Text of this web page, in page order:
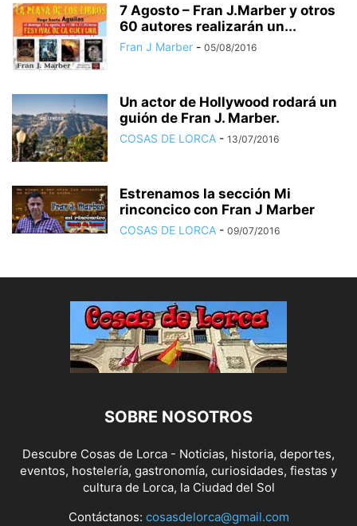
7 Agosto – Fran J.Marber y otros
60 autores realizarán un...
Fran J Marber - 05/08/2016
Un actor de Hollywood rodará un
guión de Fran J. Marber.
COSAS DE LORCA - 13/07/2016
Estrenamos la sección Mi
rinconcico con Fran J Marber
COSAS DE LORCA - 09/07/2016
SOBRE NOSOTROS
Descubre Cosas de Lorca - Noticias, historia, deportes,
eventos, hostelería, gastronomía, curiosidades, fiestas y
cultura de Lorca, la Ciudad del Sol
Contáctanos: cosasdelorca@gmail.com